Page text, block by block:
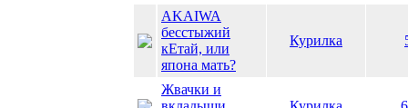
AKAIWA
бесстыжий
кЕтай, или
япона мать?
Курилка
Жвачки и